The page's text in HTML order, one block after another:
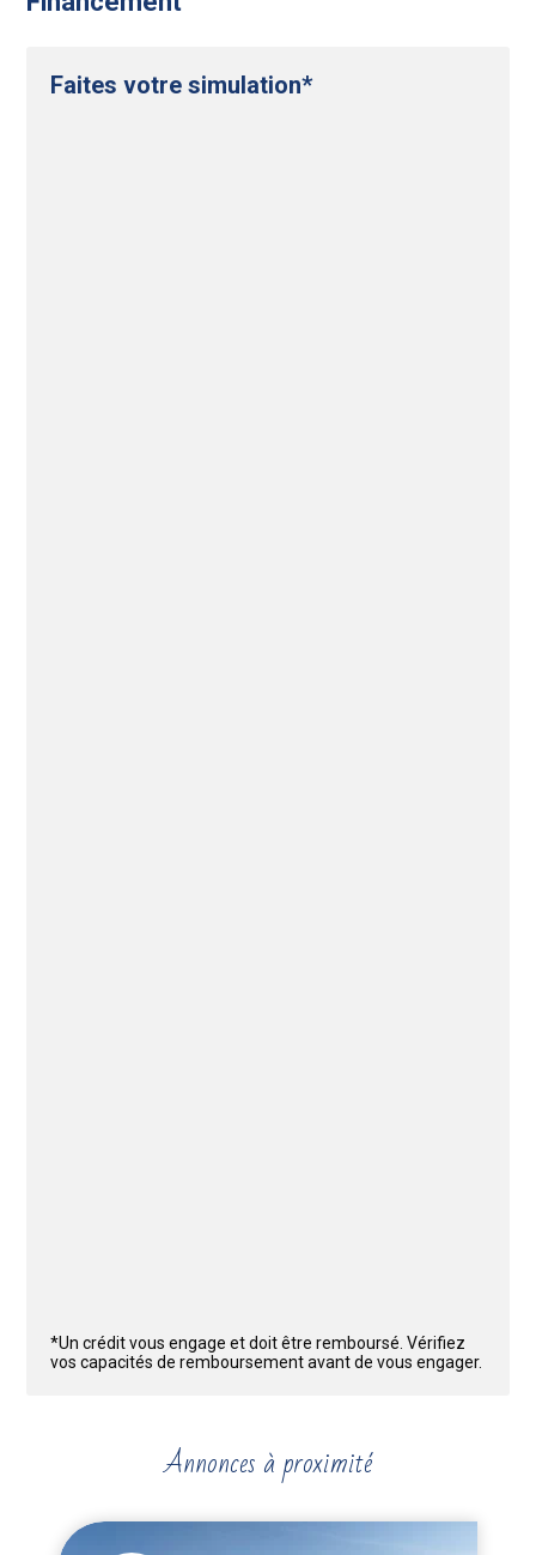
Faites votre simulation*
*Un crédit vous engage et doit être remboursé. Vérifiez
vos capacités de remboursement avant de vous engager.
Annonces à proximité